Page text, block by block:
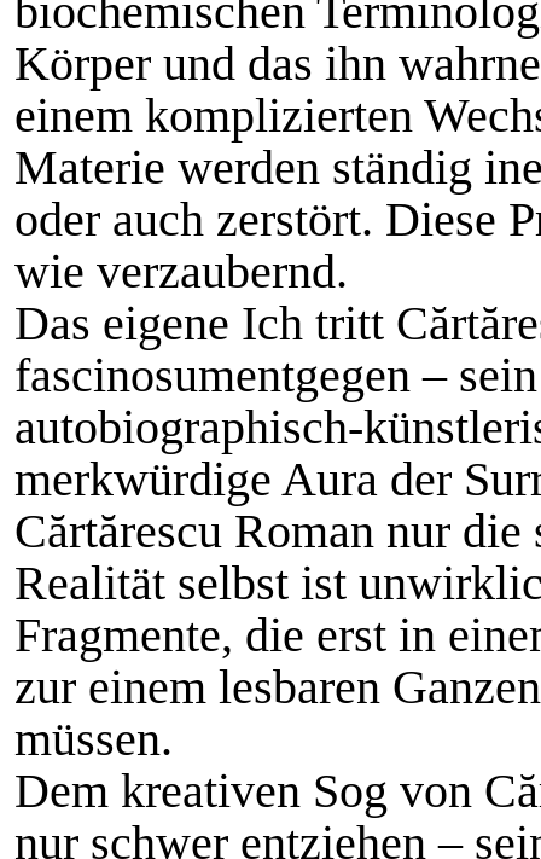
biochemischen
Körper und das ihn
einem komplizierten
Materie werden ständig
oder auch zerstört. Diese
wie verzaubernd.
Das eigene Ich tritt
fascinosumentgegen –
autobiographisch-
merkwürdige Aura der
Cărtărescu Roman nur
Realität selbst ist
Fragmente, die erst in
zur einem lesbaren
müssen.
Dem kreativen Sog von
nur schwer entziehen –